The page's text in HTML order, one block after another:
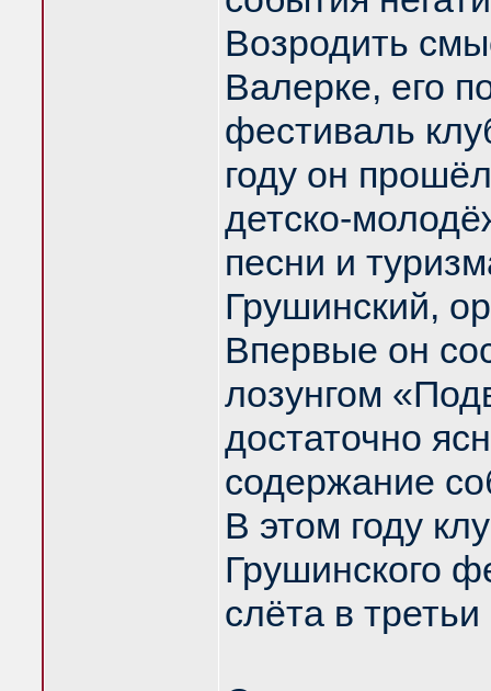
Возродить
Валерке, его
фестиваль
году он
детско-
песни и
Грушинский,
Впервые он
лозунгом
достаточно
содержание
В этом году
Грушинского
слёта в